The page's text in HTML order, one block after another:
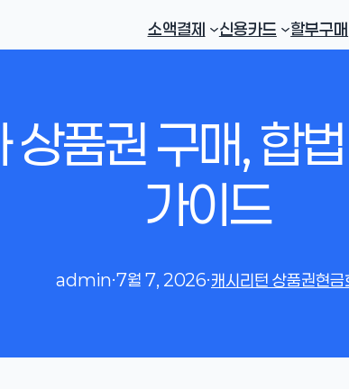
소액결제 신용카드 할부구매
품권 구매, 합
가이드
admin·7월 7, 2026·캐시리턴 상품권현금